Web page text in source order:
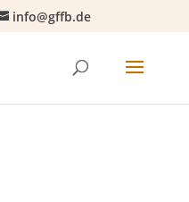
info@gffb.de